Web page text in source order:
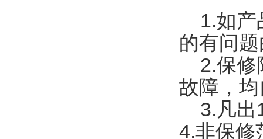
1.如产
的有问
2.保修
故障，
3.凡出
4.非保修